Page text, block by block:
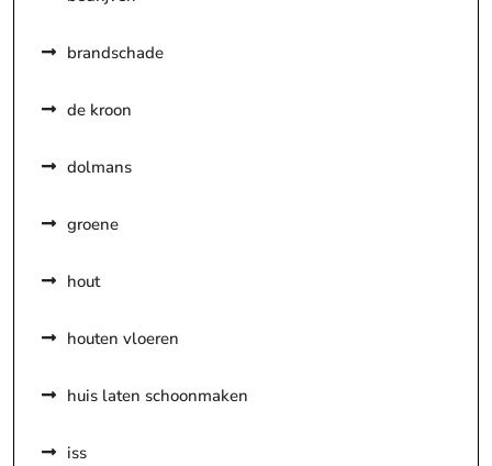
brandschade
de kroon
dolmans
groene
hout
houten vloeren
huis laten schoonmaken
iss